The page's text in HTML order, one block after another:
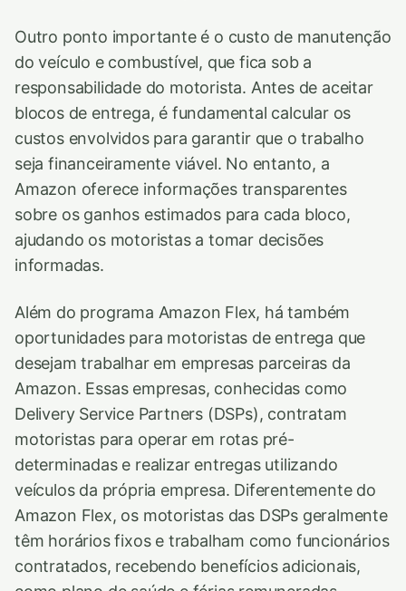
Outro ponto importante é o custo de manutenção
do veículo e combustível, que fica sob a
responsabilidade do motorista. Antes de aceitar
blocos de entrega, é fundamental calcular os
custos envolvidos para garantir que o trabalho
seja financeiramente viável. No entanto, a
Amazon oferece informações transparentes
sobre os ganhos estimados para cada bloco,
ajudando os motoristas a tomar decisões
informadas.
Além do programa Amazon Flex, há também
oportunidades para motoristas de entrega que
desejam trabalhar em empresas parceiras da
Amazon. Essas empresas, conhecidas como
Delivery Service Partners (DSPs), contratam
motoristas para operar em rotas pré-
determinadas e realizar entregas utilizando
veículos da própria empresa. Diferentemente do
Amazon Flex, os motoristas das DSPs geralmente
têm horários fixos e trabalham como funcionários
contratados, recebendo benefícios adicionais,